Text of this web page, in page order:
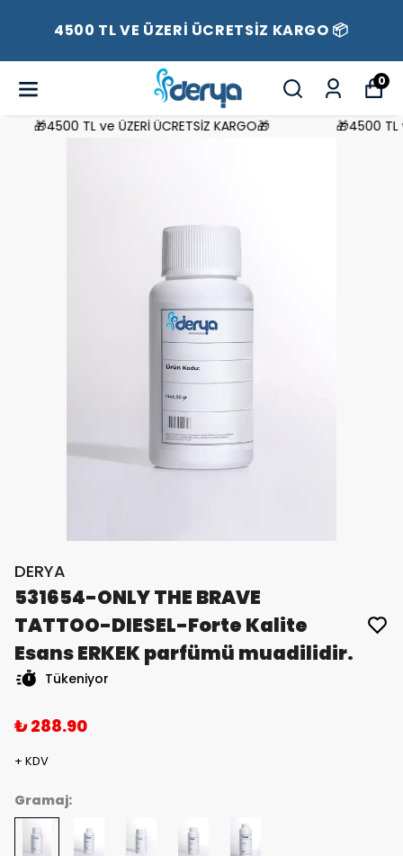
4500 TL VE ÜZERİ ÜCRETSİZ KARGO 📦
0
🎁4500 TL ve ÜZERİ ÜCRETSİZ KARGO🎁 🎁4500 TL
DERYA
531654-ONLY THE BRAVE
TATTOO-DIESEL-Forte Kalite
Esans ERKEK parfümü muadilidir.
Tükeniyor
₺ 288.90
+ KDV
Gramaj: